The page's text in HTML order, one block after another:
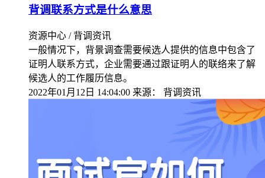
背调联系方式是什么意思
资源中心 / 背调资讯
一般情况下，背景调查需要候选人提供的信息中包含了
证明人联系方式，企业需要通过跟证明人的联络来了解
候选人的工作履历信息。
2022年01月12日 14:04:00 来源： 背调资讯